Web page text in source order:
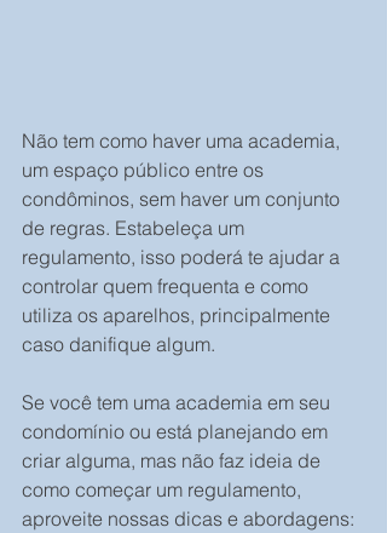
Não tem como haver uma academia,
um espaço público entre os
condôminos, sem haver um conjunto
de regras. Estabeleça um
regulamento, isso poderá te ajudar a
controlar quem frequenta e como
utiliza os aparelhos, principalmente
caso danifique algum.
Se você tem uma academia em seu
condomínio ou está planejando em
criar alguma, mas não faz ideia de
como começar um regulamento,
aproveite nossas dicas e abordagens: